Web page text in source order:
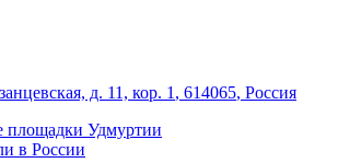
д. 11, кор. 1 , 614065, Россия
площадки Удмуртии
в России